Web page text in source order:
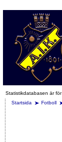
Statistikdatabasen är
Startsida
Fotboll